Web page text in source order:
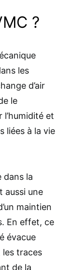
?
les
d’air
le
l’humidité et
liées à la vie
dans la
aussi une
maintien
En effet, ce
évacue
les traces
de la